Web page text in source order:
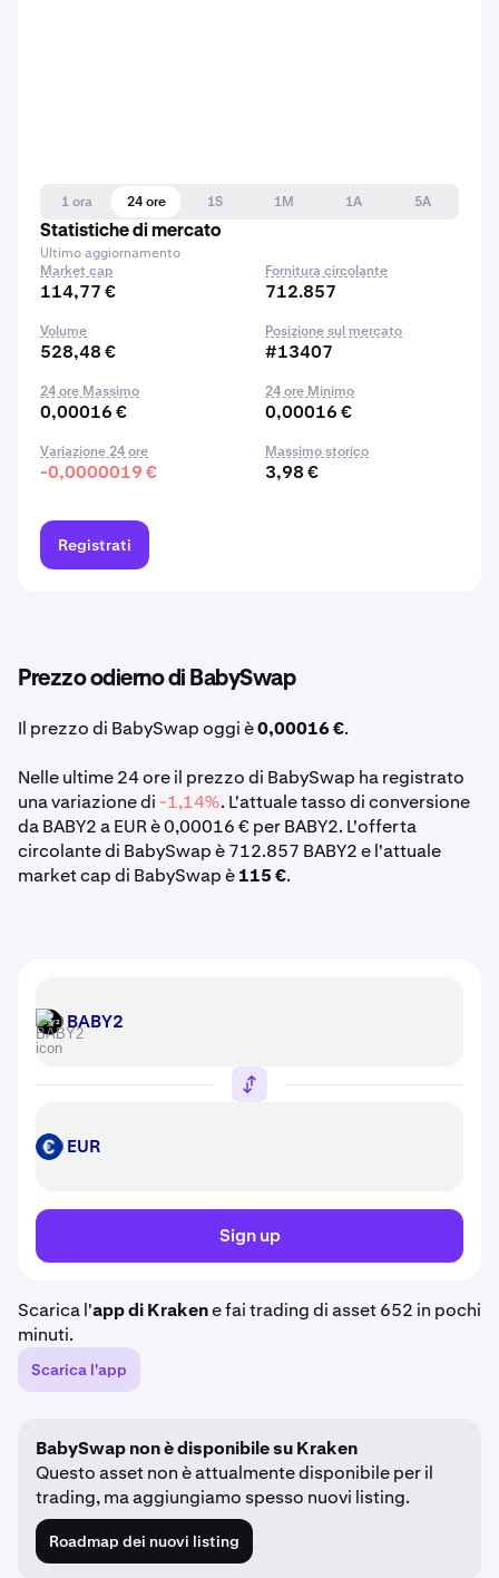
1 ora 24 ore 1S 1M 1A
5A
Statistiche di mercato
Ultimo aggiornamento
Market cap
114,77 €
Fornitura circolante
712.857
Volume
528,48 €
Posizione sul mercato
#13407
24 ore Massimo
0,00016 €
24 ore Minimo
0,00016 €
Variazione 24 ore
-0,0000019 €
Massimo storico
3,98 €
Registrati
Prezzo odierno di BabySwap
Il prezzo di BabySwap oggi è0,00016 €.
Nelle ultime 24 ore il prezzo di BabySwap ha registrato
una variazione di-1,14%. L'attuale tasso di conversione
da BABY2 a EUR è 0,00016 € per BABY2. L'offerta
circolante di BabySwap è 712.857 BABY2 e l'attuale
market cap di BabySwap è115 €.
BABY2 BABY2
EUR EUR
Sign up
Scarica l'app di Krakene fai trading di asset 652 in pochi
minuti.
Scarica l'app
BabySwap non è disponibile su Kraken
Questo asset non è attualmente disponibile per il
trading, ma aggiungiamo spesso nuovi listing.
Roadmap dei nuovi listing